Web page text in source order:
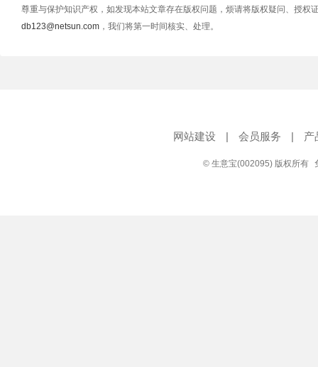
尊重与保护知识产权，如发现本站文章存在版权问题，烦请将版权疑问、授权
db123@netsun.com ，我们将第一时间核实、处理。
网站建设 | 会员服务 | 产
© 生意宝(002095) 版权所有